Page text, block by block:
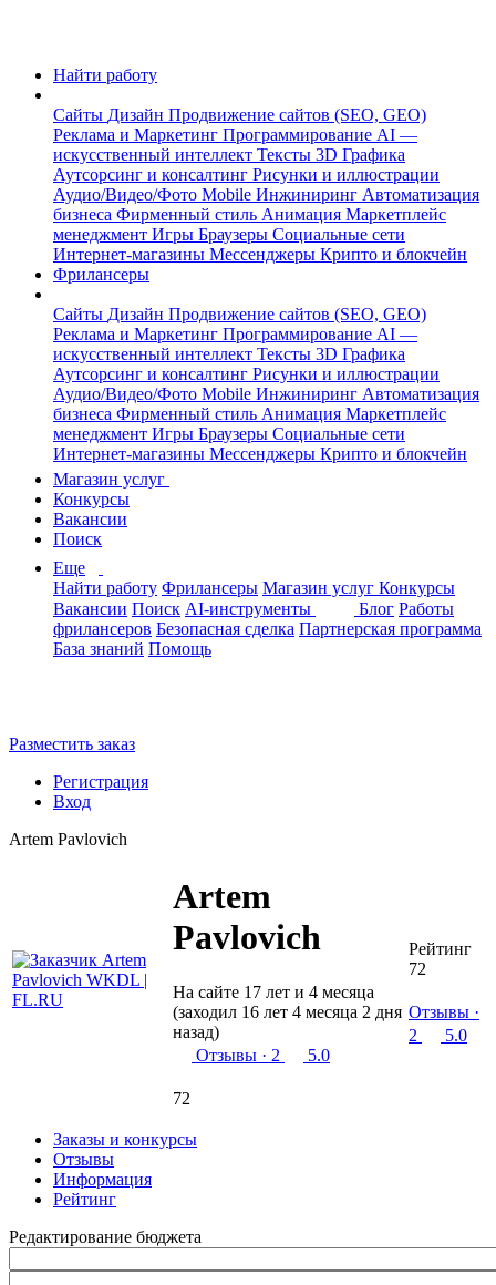
Найти работу
Сайты Дизайн Продвижение сайтов (SEO, GEO)
Реклама и Маркетинг Программирование AI —
искусственный интеллект Тексты 3D Графика
Аутсорсинг и консалтинг Рисунки и иллюстрации
Аудио/Видео/Фото Mobile Инжиниринг Автоматизация
бизнеса Фирменный стиль Анимация Маркетплейс
менеджмент Игры Браузеры Социальные сети
Интернет-магазины Мессенджеры Крипто и блокчейн
Фрилансеры
Сайты Дизайн Продвижение сайтов (SEO, GEO)
Реклама и Маркетинг Программирование AI —
искусственный интеллект Тексты 3D Графика
Аутсорсинг и консалтинг Рисунки и иллюстрации
Аудио/Видео/Фото Mobile Инжиниринг Автоматизация
бизнеса Фирменный стиль Анимация Маркетплейс
менеджмент Игры Браузеры Социальные сети
Интернет-магазины Мессенджеры Крипто и блокчейн
Магазин услуг
Конкурсы
Вакансии
Поиск
Еще
Найти работу Фрилансеры Магазин услуг Конкурсы
Вакансии Поиск AI-инструменты Блог Работы
фрилансеров Безопасная сделка Партнерская программа
База знаний Помощь
Разместить заказ
Регистрация
Вход
Artem Pavlovich
Artem
Pavlovich
На сайте 17 лет и 4 месяца
(заходил 16 лет 4 месяца 2 дня
назад)
Отзывы · 2 5.0
72
Рейтинг
72
Отзывы ·
2
5.0
Заказы и конкурсы
Отзывы
Информация
Рейтинг
Редактирование бюджета